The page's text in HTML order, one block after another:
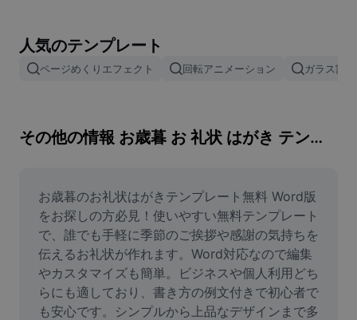
画像結合
画像サイズ変更
ミームジェネレーター
AI Text Remover
AI People Remover
AI Inpainting
人気のテンプレート
ページめくりエフェクト 回転アニメーション ガラス割
その他の情報 お歳暮 お 礼状 はがき テンプレート 無料 word
お歳暮のお礼状はがきテンプレート無料 Word版
をお探しの方必見！使いやすい無料テンプレート
で、誰でも手軽に季節のご挨拶や感謝の気持ちを
伝えるお礼状が作れます。Word対応なので編集
やカスタマイズも簡単。ビジネスや個人利用どち
らにも適しており、書き方の例文付きで初心者で
も安心です。シンプルから上品なデザインまで多